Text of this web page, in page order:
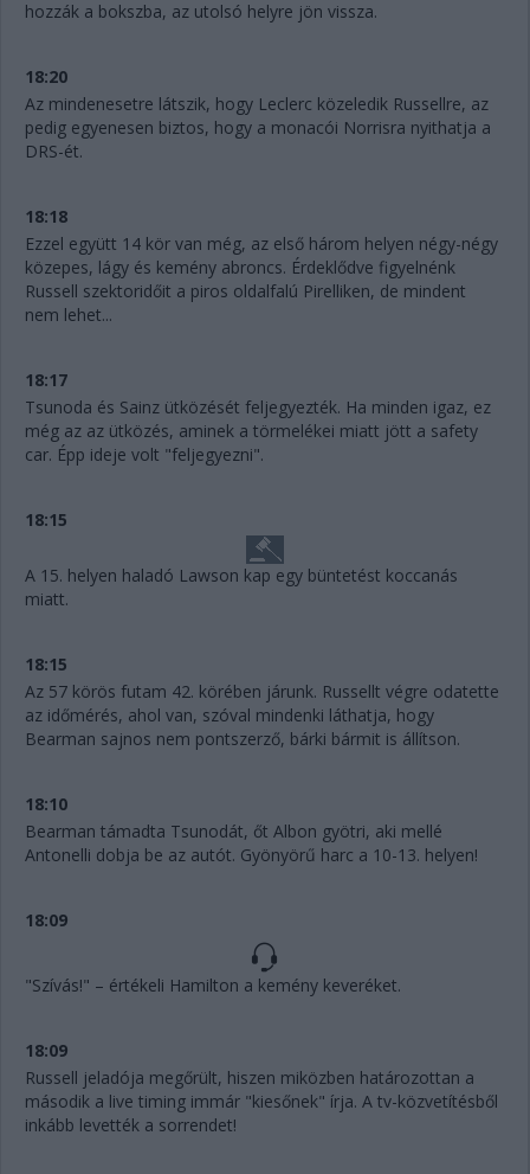
hozzák a bokszba, az utolsó helyre jön vissza.
18:20
Az mindenesetre látszik, hogy Leclerc közeledik Russellre, az
pedig egyenesen biztos, hogy a monacói Norrisra nyithatja a
DRS-ét.
18:18
Ezzel együtt 14 kör van még, az első három helyen négy-négy
közepes, lágy és kemény abroncs. Érdeklődve figyelnénk
Russell szektoridőit a piros oldalfalú Pirelliken, de mindent
nem lehet...
18:17
Tsunoda és Sainz ütközését feljegyezték. Ha minden igaz, ez
még az az ütközés, aminek a törmelékei miatt jött a safety
car. Épp ideje volt "feljegyezni".
18:15
A 15. helyen haladó Lawson kap egy büntetést koccanás
miatt.
18:15
Az 57 körös futam 42. körében járunk. Russellt végre odatette
az időmérés, ahol van, szóval mindenki láthatja, hogy
Bearman sajnos nem pontszerző, bárki bármit is állítson.
18:10
Bearman támadta Tsunodát, őt Albon gyötri, aki mellé
Antonelli dobja be az autót. Gyönyörű harc a 10-13. helyen!
18:09
"Szívás!" – értékeli Hamilton a kemény keveréket.
18:09
Russell jeladója megőrült, hiszen miközben határozottan a
második a live timing immár "kiesőnek" írja. A tv-közvetítésből
inkább levették a sorrendet!